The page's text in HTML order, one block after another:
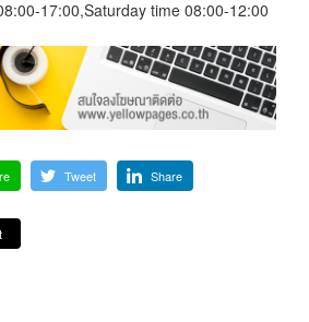
17:00,Saturday time 08:00-12:00
Tweet Share